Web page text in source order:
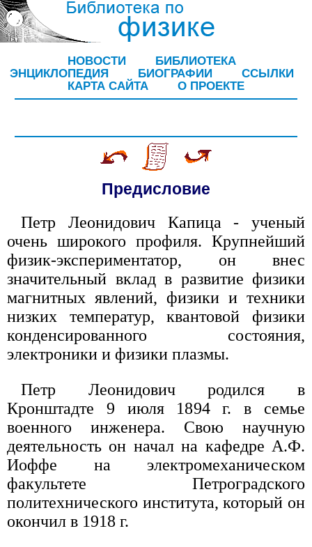
НОВОСТИ
БИБЛИОТЕКА
ЭНЦИКЛОПЕДИЯ
БИОГРАФИИ
ССЫЛКИ
КАРТА САЙТА
О ПРОЕКТЕ
Предисловие
Петр Леонидович Капица - ученый
очень широкого профиля. Крупнейший
физик-экспериментатор, он внес
значительный вклад в развитие физики
магнитных явлений, физики и техники
низких температур, квантовой физики
конденсированного состояния,
электроники и физики плазмы.
Петр Леонидович родился в
Кронштадте 9 июля 1894 г. в семье
военного инженера. Свою научную
деятельность он начал на кафедре А.Ф.
Иоффе на электромеханическом
факультете Петроградского
политехнического института, который он
окончил в 1918 г.